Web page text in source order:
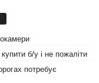
б/у і не пожаліти
потребує